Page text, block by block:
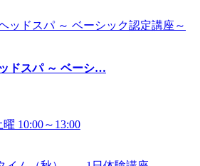
ドスパ ～ ベーシ…
10:00～13:00